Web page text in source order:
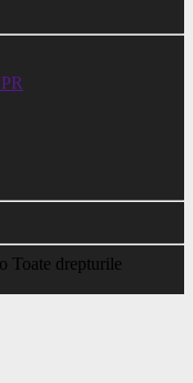
Toate drepturile